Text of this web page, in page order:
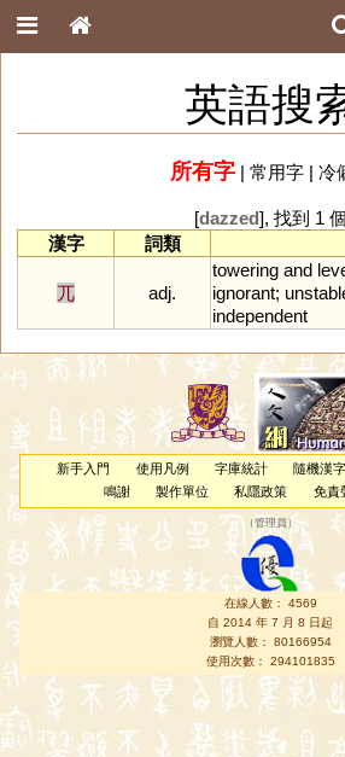
英語搜
所有字| 常用字| 冷
[dazzed], 找到 1 個
漢字
詞類
兀 adj.
towering and
ignorant;
independent
新手入門 使用凡例 字庫統計 隨機漢字
鳴謝
製作單位 私隱政策 免責
（管理員 ）
在線人數： 4569
自 2014 年 7 月 8 日起
瀏覽人數： 80166954
使用次數： 294101835